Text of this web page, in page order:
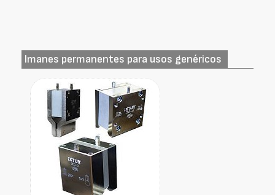
Imanes permanentes para usos genéricos